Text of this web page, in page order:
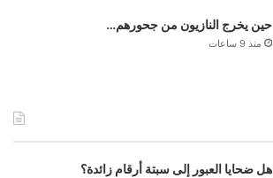
حين يخرج النازيون من جحورهم…
منذ 9 ساعات
هل ضحايا العبور إلى سبتة أرقام زائدة؟